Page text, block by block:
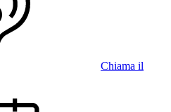
Chiama il